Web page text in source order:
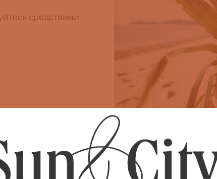
средствами